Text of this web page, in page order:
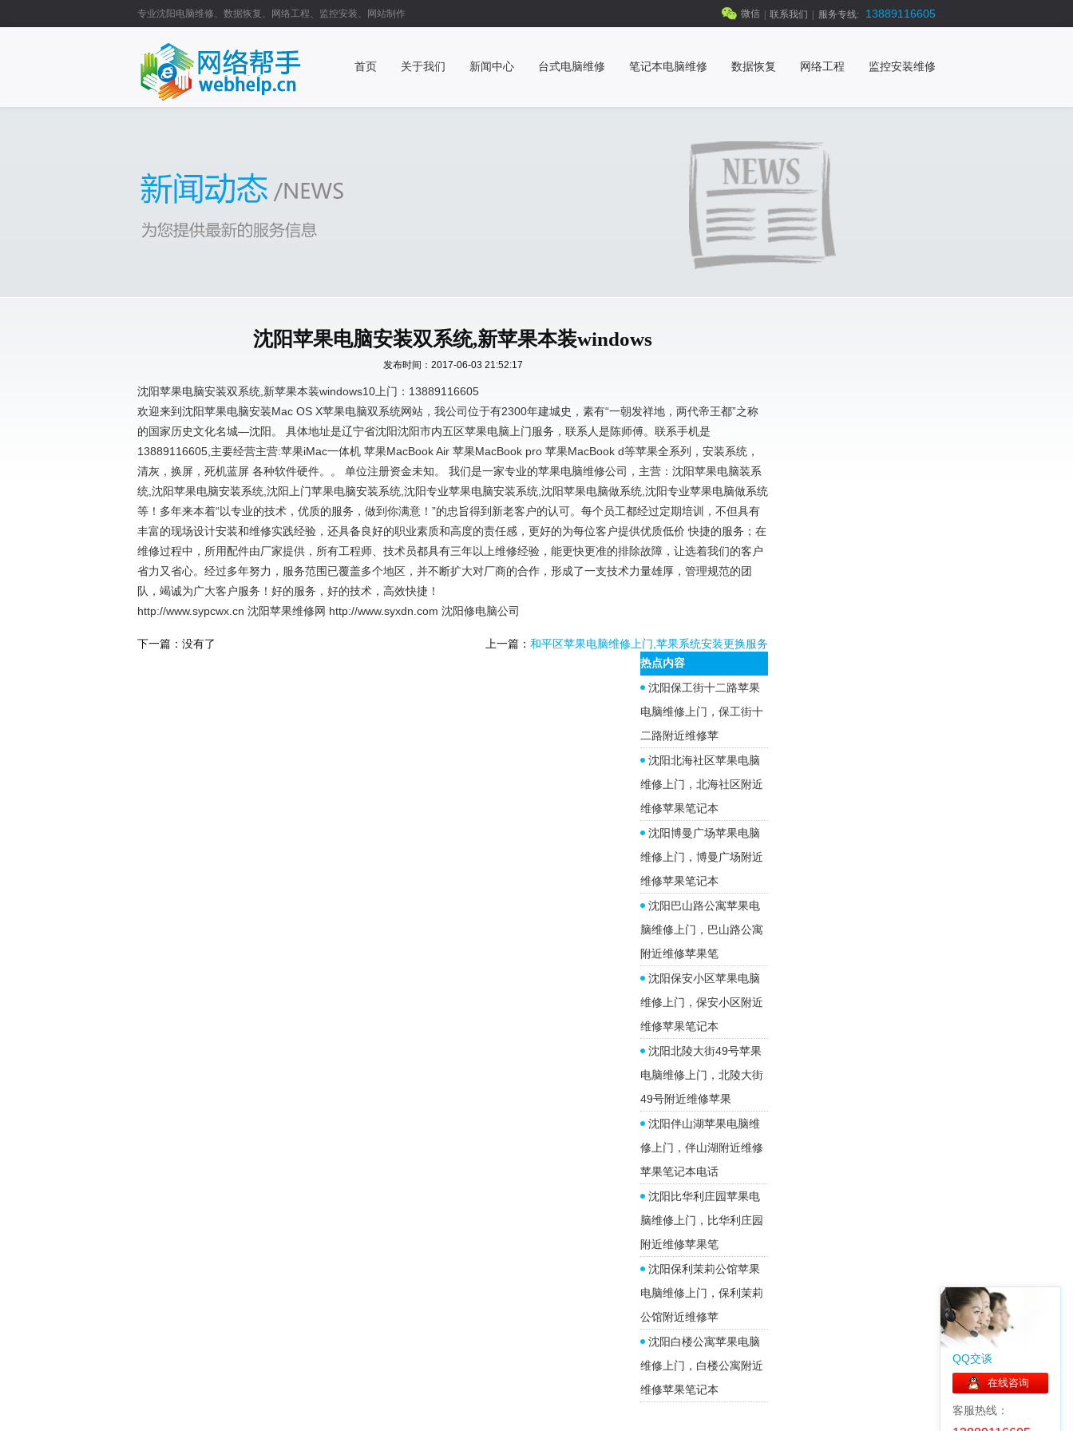
专业沈阳电脑维修、数据恢复、网络工程、监控安装、网站制作 微信 联系我们 服务专线: 13889116605
首页 关于我们 新闻中心 台式电脑维修 笔记本电脑维修 数据恢复 网络工程 监控安装维修
沈阳苹果电脑安装双系统,新苹果本装windows
发布时间：2017-06-03 21:52:17
沈阳苹果电脑安装双系统,新苹果本装windows10上门：13889116605
欢迎来到沈阳苹果电脑安装Mac OS X苹果电脑双系统网站，我公司位于有2300年建城史，素有“一朝发祥地，两代帝王都”之称
的国家历史文化名城—沈阳。 具体地址是辽宁省沈阳沈阳市内五区苹果电脑上门服务，联系人是陈师傅。联系手机是
13889116605,主要经营主营:苹果iMac一体机 苹果MacBook Air 苹果MacBook pro 苹果MacBook d等苹果全系列，安装系统，
清灰，换屏，死机蓝屏 各种软件硬件。。 单位注册资金未知。 我们是一家专业的苹果电脑维修公司，主营：沈阳苹果电脑装系
统,沈阳苹果电脑安装系统,沈阳上门苹果电脑安装系统,沈阳专业苹果电脑安装系统,沈阳苹果电脑做系统,沈阳专业苹果电脑做系统
等！多年来本着“以专业的技术，优质的服务，做到你满意！”的忠旨得到新老客户的认可。每个员工都经过定期培训，不但具有
丰富的现场设计安装和维修实践经验，还具备良好的职业素质和高度的责任感，更好的为每位客户提供优质低价 快捷的服务；在
维修过程中，所用配件由厂家提供，所有工程师、技术员都具有三年以上维修经验，能更快更准的排除故障，让选着我们的客户
省力又省心。经过多年努力，服务范围已覆盖多个地区，并不断扩大对厂商的合作，形成了一支技术力量雄厚，管理规范的团
队，竭诚为广大客户服务！好的服务，好的技术，高效快捷！
http://www.sypcwx.cn 沈阳苹果维修网 http://www.syxdn.com 沈阳修电脑公司
上一篇： 和平区苹果电脑维修上门,苹果系统安装更换服务
下一篇：没有了
热点内容
沈阳保工街十二路苹果
电脑维修上门，保工街十
二路附近维修苹
沈阳北海社区苹果电脑
维修上门，北海社区附近
维修苹果笔记本
沈阳博曼广场苹果电脑
维修上门，博曼广场附近
维修苹果笔记本
沈阳巴山路公寓苹果电
脑维修上门，巴山路公寓
附近维修苹果笔
沈阳保安小区苹果电脑
维修上门，保安小区附近
维修苹果笔记本
沈阳北陵大街49号苹果
电脑维修上门，北陵大街
49号附近维修苹果
沈阳伴山湖苹果电脑维
修上门，伴山湖附近维修
苹果笔记本电话
沈阳比华利庄园苹果电
脑维修上门，比华利庄园
附近维修苹果笔
沈阳保利茉莉公馆苹果
电脑维修上门，保利茉莉
公馆附近维修苹
沈阳白楼公寓苹果电脑
维修上门，白楼公寓附近
维修苹果笔记本
QQ交谈
在线咨询
客服热线：